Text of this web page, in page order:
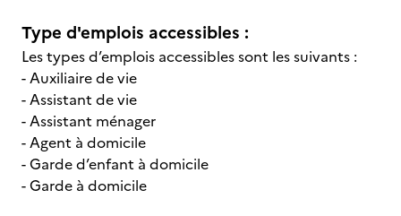
Type d'emplois accessibles :
Les types d’emplois accessibles sont les suivants :
- Auxiliaire de vie
- Assistant de vie
- Assistant ménager
- Agent à domicile
- Garde d’enfant à domicile
- Garde à domicile